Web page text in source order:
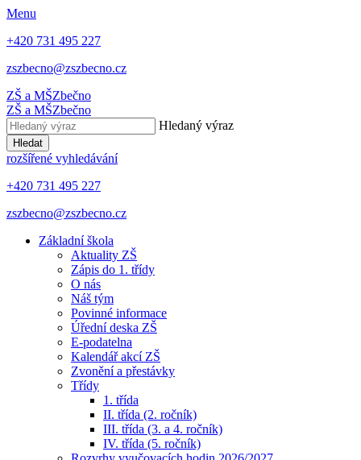
Menu
+420 731 495 227
zszbecno@zszbecno.cz
ZŠ a MŠZbečno
ZŠ a MŠZbečno
Hledaný výraz
Hledat
rozšířené vyhledávání
+420 731 495 227
zszbecno@zszbecno.cz
Základní škola
Aktuality ZŠ
Zápis do 1. třídy
O nás
Náš tým
Povinné informace
Úřední deska ZŠ
E-podatelna
Kalendář akcí ZŠ
Zvonění a přestávky
Třídy
1. třída
II. třída (2. ročník)
III. třída (3. a 4. ročník)
IV. třída (5. ročník)